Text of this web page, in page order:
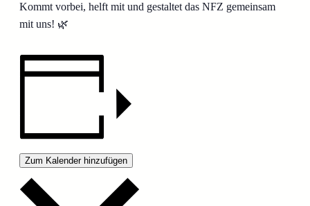
Kommt vorbei, helft mit und gestaltet das NFZ gemeinsam
mit uns! 🌿
Zum Kalender hinzufügen